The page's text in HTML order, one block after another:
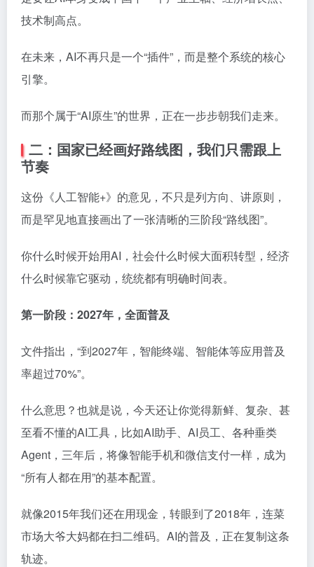
技术制高点。
在未来，AI不再只是一个“插件”，而是整个系统的核心
引擎。
而那个属于“AI原生”的世界，正在一步步朝我们走来。
二：国家已经画好路线图，我们只需跟上
节奏
这份《人工智能+》的意见，不只是列方向、讲原则，
而是罕见地直接画出了一张清晰的三阶段“路线图”。
你什么时候开始用AI，社会什么时候大面积转型，经济
什么时候靠它驱动，统统都有明确时间表。
第一阶段：2027年，全面普及
文件指出，“到2027年，智能终端、智能体等应用普及
率超过70%”。
什么意思？也就是说，今天还让你觉得新鲜、复杂、甚
至看不懂的AI工具，比如AI助手、AI员工、各种垂类
Agent，三年后，将像智能手机和微信支付一样，成为
“所有人都在用”的基本配置。
就像2015年我们还在用现金，转眼到了2018年，连菜
市场大爷大妈都在扫二维码。AI的普及，正在复制这条
轨迹。